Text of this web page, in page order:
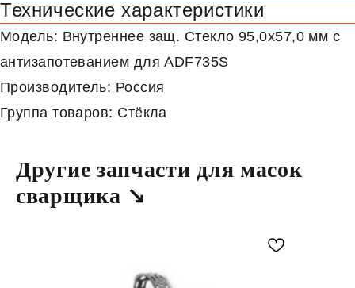
Технические характеристики
Модель: Внутреннее защ. Стекло 95,0х57,0 мм с
антизапотеванием для ADF735S
Производитель: Россия
Группа товаров: Стёкла
Другие запчасти для масок
сварщика ↘